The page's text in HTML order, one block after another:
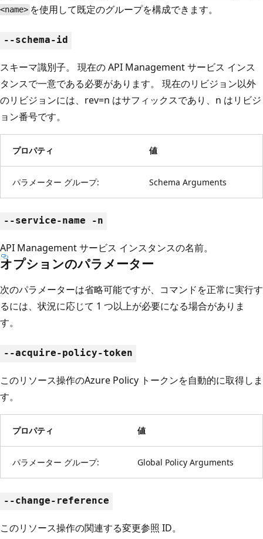
<name> を使用して既定のグループを構成できます。
--schema-id
スキーマ識別子。 現在の API Management サービス インス
タンスで一意である必要があります。 現在のリビジョン以外
のリビジョンには、rev=n はサフィックスであり、n はリビジ
ョン番号です。
プロパティ 値
パラメーター グループ: Schema Arguments
--service-name -n
API Management サービス インスタンスの名前。
オプションのパラメーター
次のパラメーターは省略可能ですが、コマンドを正常に実行す
るには、状況に応じて 1 つ以上が必要になる場合がありま
す。
--acquire-policy-token
このリソース操作のAzure Policy トークンを自動的に取得しま
す。
プロパティ 値
パラメーター グループ: Global Policy Arguments
--change-reference
このリソース操作の関連する変更参照 ID。